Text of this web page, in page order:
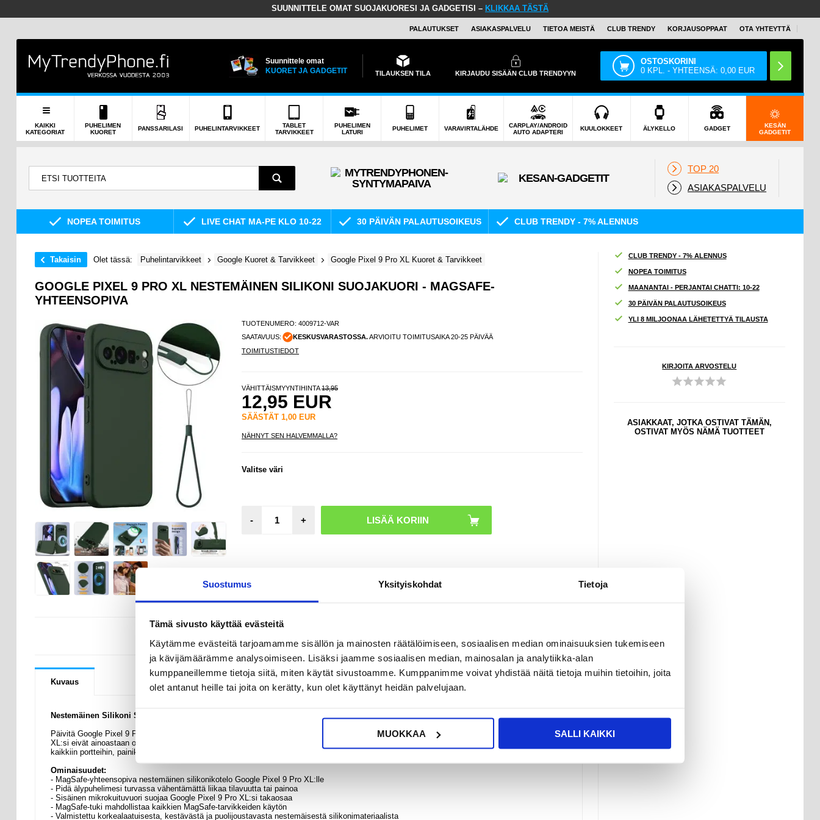
Suostumus Yksityiskohdat Tietoja
Tämä sivusto käyttää evästeitä
Käytämme evästeitä tarjoamamme sisällön ja mainosten räätälöimiseen, sosiaalisen median ominaisuuksien tukemiseen
ja kävijämäärämme analysoimiseen. Lisäksi jaamme sosiaalisen median, mainosalan ja analytiikka-alan
kumppaneillemme tietoja siitä, miten käytät sivustoamme. Kumppanimme voivat yhdistää näitä tietoja muihin tietoihin, joita
olet antanut heille tai joita on kerätty, kun olet käyttänyt heidän palvelujaan.
MUOKKAA SALLI KAIKKI
SUUNNITTELE OMAT SUOJAKUORESI JA GADGETISI – KLIKKAA TÄSTÄ
PALAUTUKSET ASIAKASPALVELU TIETOA MEISTÄ CLUB TRENDY KORJAUSOPPAAT OTA YHTEYTTÄ
Suunnittele omat
KUORET JA GADGETIT
TILAUKSEN TILA KIRJAUDU SISÄÄN CLUB TRENDYYN
OSTOSKORINI
0 KPL. - YHTEENSÄ:0,00 EUR
KAIKKI
KATEGORIAT
PUHELIMEN
KUORET
PANSSARILASI PUHELINTARVIKKEET
TABLET
TARVIKKEET
PUHELIMEN
LATURI
PUHELIMET VARAVIRTALÄHDE
CARPLAY/ANDROID
AUTO ADAPTERI
KUULOKKEET ÄLYKELLO GADGET
KESÄN
GADGETIT
TOP 20
ASIAKASPALVELU
NOPEA TOIMITUS LIVE CHAT MA-PE KLO 10-22 30 PÄIVÄN PALAUTUSOIKEUS CLUB TRENDY - 7% ALENNUS
Takaisin Olet tässä: Puhelintarvikkeet Google Kuoret & Tarvikkeet Google Pixel 9 Pro XL Kuoret & Tarvikkeet
GOOGLE PIXEL 9 PRO XL NESTEMÄINEN SILIKONI SUOJAKUORI - MAGSAFE-
YHTEENSOPIVA
TUOTENUMERO:4009712-VAR
SAATAVUUS:
KESKUSVARASTOSSA.ARVIOITU TOIMITUSAIKA 20-25 PÄIVÄÄ
TOIMITUSTIEDOT
VÄHITTÄISMYYNTIHINTA13,95
12,95 EUR
SÄÄSTÄT1,00 EUR
NÄHNYT SEN HALVEMMALLA?
Valitse väri
- +
Kuvaus
Nestemäinen Silikoni Suojakuori - Google Pixel 9 Pro XL - MagSafe-yhteensopiva
Päivitä Google Pixel 9 Pro XL:si tällä nestemäisellä silikonikotelolla, joka on MagSafe-yhteensopiva! Tällä silikonikotelolla Google Pixel 9 Pro
XL:si eivät ainoastaan ole hyvin suojattuja, vaan myös säilyttävät MagSafe-yhteensopivuuden. Tarkat leikkaukset mahdollistavat helpon pääsyn
kaikkiin portteihin, painikkeisiin ja toimintoihin, taaten saumattoman käyttökokemuksen ilman kompromisseja.
Ominaisuudet:
- MagSafe-yhteensopiva nestemäinen silikonikotelo Google Pixel 9 Pro XL:lle
- Pidä älypuhelimesi turvassa vähentämättä liikaa tilavuutta tai painoa
- Sisäinen mikrokuituvuori suojaa Google Pixel 9 Pro XL:si takaosaa
- MagSafe-tuki mahdollistaa kaikkien MagSafe-tarvikkeiden käytön
- Valmistettu korkealaatuisesta, kestävästä ja puolijoustavasta nestemäisestä silikonimateriaalista
CLUB TRENDY - 7% ALENNUS
NOPEA TOIMITUS
MAANANTAI - PERJANTAI CHATTI: 10-22
30 PÄIVÄN PALAUTUSOIKEUS
YLI 8 MILJOONAA LÄHETETTYÄ TILAUSTA
KIRJOITA ARVOSTELU
ASIAKKAAT, JOTKA OSTIVAT TÄMÄN,
OSTIVAT MYÖS NÄMÄ TUOTTEET